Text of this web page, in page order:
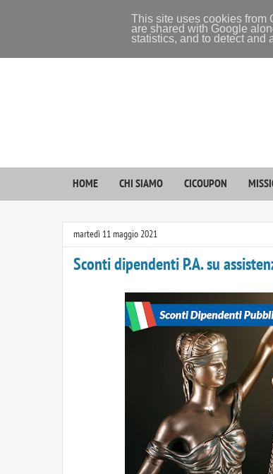
HOME CHI SIAMO CICOUPON
martedì 11 maggio 2021
Sconti dipendenti P.A. su
This site uses cookies from
are shared with Google
statistics, and to detect and